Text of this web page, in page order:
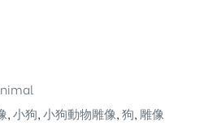
,小狗,小狗動物雕像,狗, 雕像